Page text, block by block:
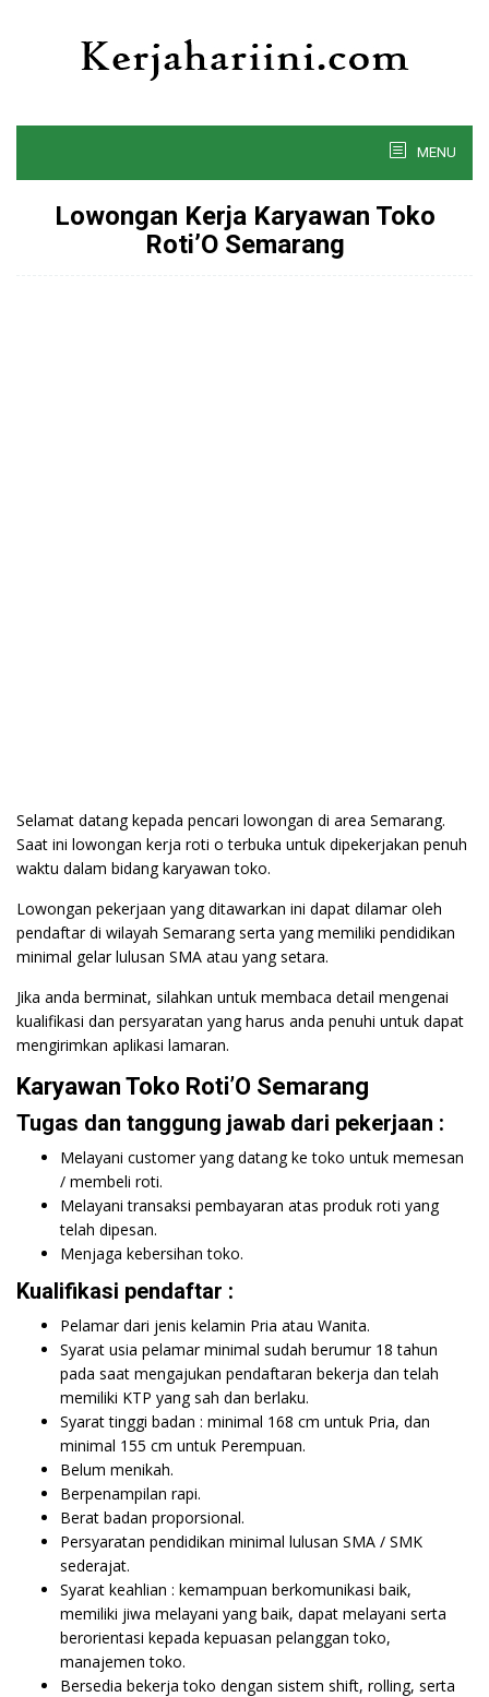
MENU
Lowongan Kerja Karyawan Toko
Roti’O Semarang
Selamat datang kepada pencari lowongan di area Semarang.
Saat ini lowongan kerja roti o terbuka untuk dipekerjakan penuh
waktu dalam bidang karyawan toko.
Lowongan pekerjaan yang ditawarkan ini dapat dilamar oleh
pendaftar di wilayah Semarang serta yang memiliki pendidikan
minimal gelar lulusan SMA atau yang setara.
Jika anda berminat, silahkan untuk membaca detail mengenai
kualifikasi dan persyaratan yang harus anda penuhi untuk dapat
mengirimkan aplikasi lamaran.
Karyawan Toko Roti’O Semarang
Tugas dan tanggung jawab dari pekerjaan :
Melayani customer yang datang ke toko untuk memesan
/ membeli roti.
Melayani transaksi pembayaran atas produk roti yang
telah dipesan.
Menjaga kebersihan toko.
Kualifikasi pendaftar :
Pelamar dari jenis kelamin Pria atau Wanita.
Syarat usia pelamar minimal sudah berumur 18 tahun
pada saat mengajukan pendaftaran bekerja dan telah
memiliki KTP yang sah dan berlaku.
Syarat tinggi badan : minimal 168 cm untuk Pria, dan
minimal 155 cm untuk Perempuan.
Belum menikah.
Berpenampilan rapi.
Berat badan proporsional.
Persyaratan pendidikan minimal lulusan SMA / SMK
sederajat.
Syarat keahlian : kemampuan berkomunikasi baik,
memiliki jiwa melayani yang baik, dapat melayani serta
berorientasi kepada kepuasan pelanggan toko,
manajemen toko.
Bersedia bekerja toko dengan sistem shift, rolling, serta